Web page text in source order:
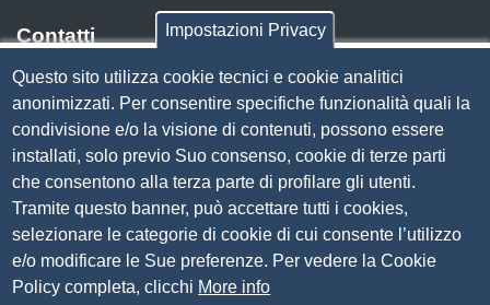
Contatti
Via Luigi Einaudi, 23, 25121 Brescia BS
Tel. 030 37251
PECcamera.brescia@bs.legalmail.camcom.it
P.IVA 00859790172
C.F. 80013870177
Contatti
Amministrazione Trasparente
Impostazioni Privacy
Questo sito utilizza cookie tecnici e cookie analitici
anonimizzati. Per consentire specifiche funzionalità quali la
condivisione e/o la visione di contenuti, possono essere
installati, solo previo Suo consenso, cookie di terze parti
che consentono alla terza parte di profilare gli utenti.
Tramite questo banner, può accettare tutti i cookies,
selezionare le categorie di cookie di cui consente l’utilizzo
e/o modificare le Sue preferenze. Per vedere la Cookie
Policy completa, clicchi More info